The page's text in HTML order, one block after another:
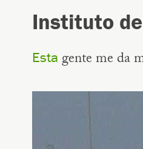
Instituto
Esta gente me da